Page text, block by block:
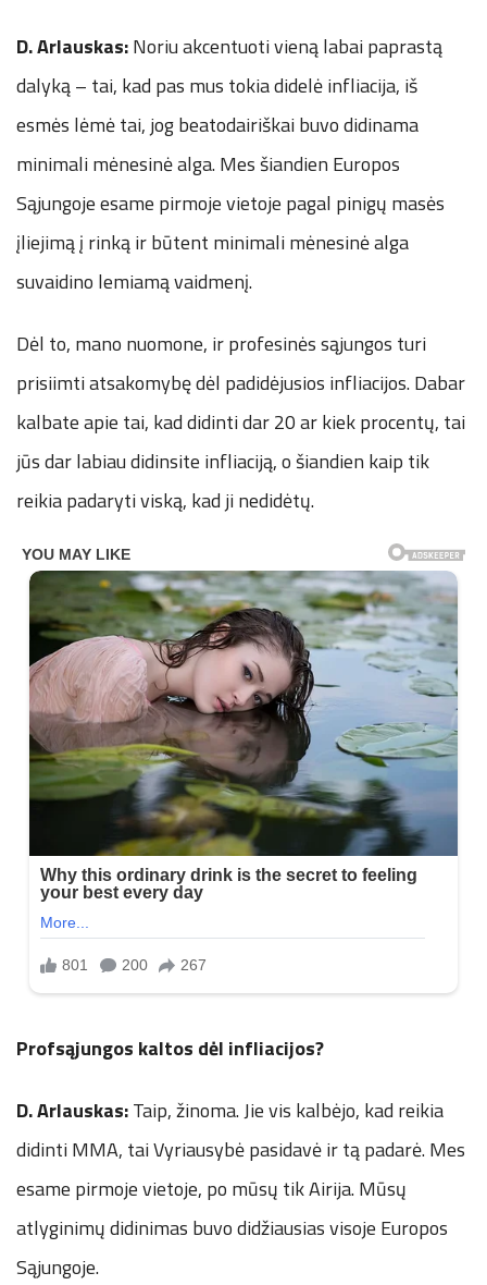
D. Arlauskas:Noriu akcentuoti vieną labai paprastą
dalyką – tai, kad pas mus tokia didelė infliacija, iš
esmės lėmė tai, jog beatodairiškai buvo didinama
minimali mėnesinė alga. Mes šiandien Europos
Sąjungoje esame pirmoje vietoje pagal pinigų masės
įliejimą į rinką ir būtent minimali mėnesinė alga
suvaidino lemiamą vaidmenį.
Dėl to, mano nuomone, ir profesinės sąjungos turi
prisiimti atsakomybę dėl padidėjusios infliacijos. Dabar
kalbate apie tai, kad didinti dar 20 ar kiek procentų, tai
jūs dar labiau didinsite infliaciją, o šiandien kaip tik
reikia padaryti viską, kad ji nedidėtų.
Profsąjungos kaltos dėl infliacijos?
D. Arlauskas:Taip, žinoma. Jie vis kalbėjo, kad reikia
didinti MMA, tai Vyriausybė pasidavė ir tą padarė. Mes
esame pirmoje vietoje, po mūsų tik Airija. Mūsų
atlyginimų didinimas buvo didžiausias visoje Europos
Sąjungoje.